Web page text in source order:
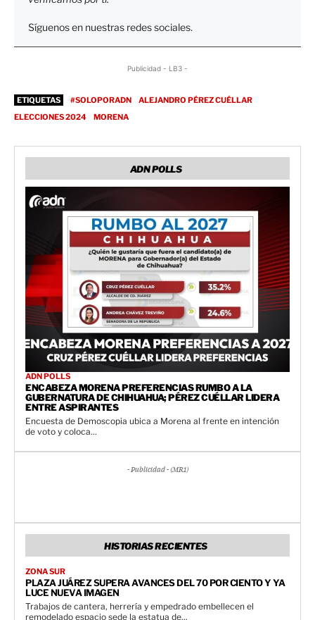
Síguenos en nuestras redes sociales.
Publicidad - LB3 -
ETIQUETAS #SOLOPORADN
ALEJANDRO PÉREZ CUÉLLAR
ELECCIONES 2024
MORENA
ADN POLLS
ADN POLLS
ENCABEZA MORENA PREFERENCIAS RUMBO A LA
GUBERNATURA DE CHIHUAHUA; PÉREZ CUÉLLAR LIDERA
ENTRE ASPIRANTES
Encuesta de Demoscopia ubica a Morena al frente en intención
de voto y coloca...
- Publicidad - (MR1)
HISTORIAS RECIENTES
ZONA SUR
PLAZA JUÁREZ SUPERA AVANCES DEL 70 POR CIENTO Y YA
LUCE NUEVA IMAGEN
Trabajos de cantera, herrería y empedrado embellecen el
remodelado espacio sede la estatua de...